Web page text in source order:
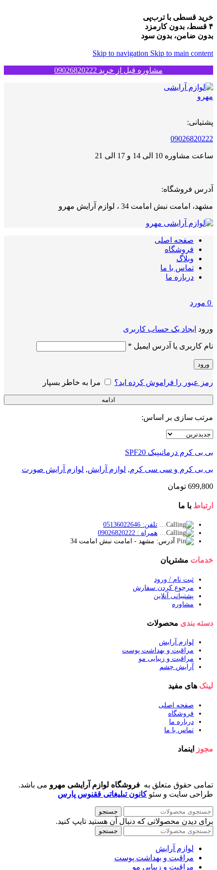
خرید قسطی با ترب‌پی
۴ قسط، بدون کارمزد
بدون ضامن، بدون سود
Skip to navigation Skip to main content
مشاوره قبل از خرید 09026820222
پشتیانی:
09026820222
ساعت مشاوره 10 الی 14 و 17 الی 21
آدرس فروشگاه:
مشهد، امامت نبش امامت 34 ، لوازم آرایش مهرو
صفحه اصلی
فروشگاه
وبلاگ
تماس با ما
درباره ما
0 مورد
ورود ایجاد یک حساب کاربری
نام کاربری یا آدرس ایمیل *
ورود
رمز عبور را فراموش کرده اید؟ مرا به خاطر بسپار
ادامه
مرتب سازی بر اساس:
بی بی کرم درماتیپیک SPF20
بی بی کرم و سی سی کرم, لوازم آرایش, لوازم آرایش صورت
699,800 تومان
ارتباط با ما
تلفن: 05136022646
همراه : 09026820222
آدرس: مشهد - امامت نبش امامت 34
خدمات مشتریان
ثبت نام / ورود
مرجوع کردن سفارش
پشتیبانی آنلاین
مشاوره
دسته بندی محصولات
لوازم آرایش
مراقبت و بهداشت پوست
مراقبت و زیبایی مو
آرایش چشم
لینک های مفید
صفحه اصلی
فروشگاه
درباره ما
تماس با ما
مجوز اینماد
تمامی حقوق متعلق به فروشگاه لوازم آرایشی مهرو می باشد.
طراحی سایت و سئوکانون تبلیغاتی ققنوس پارس
جستجو
برای دیدن محصولاتی که دنبال آن هستید تایپ کنید.
جستجو
لوازم آرایش
مراقبت و بهداشت پوست
مراقبت و زیبایی مو